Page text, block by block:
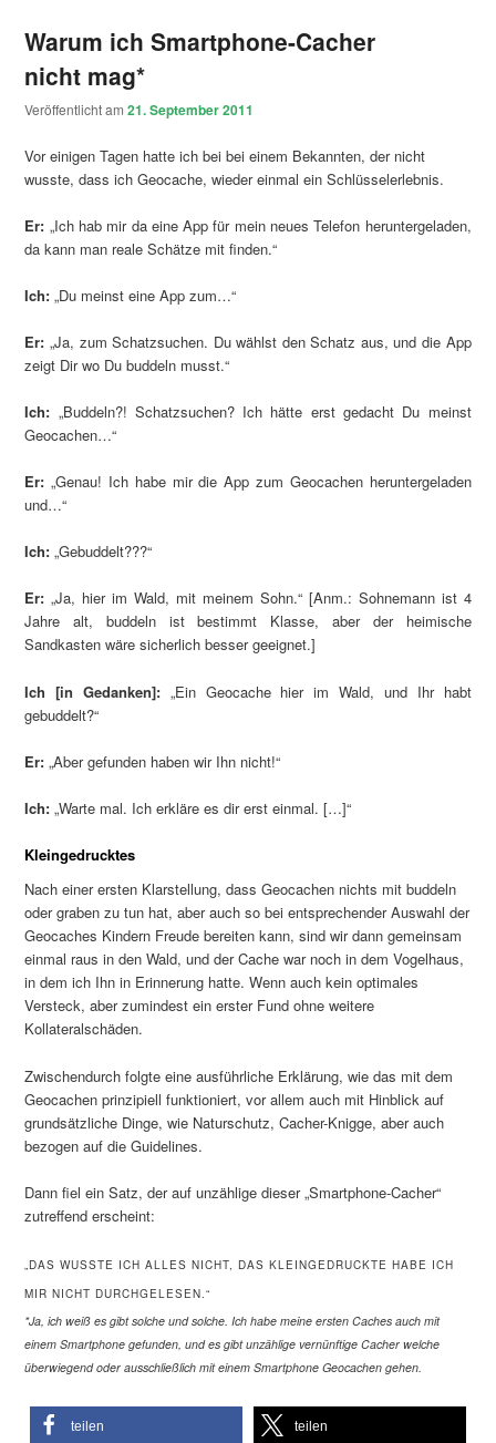
Warum ich Smartphone-Cacher
nicht mag*
Veröffentlicht am21. September 2011
Vor einigen Tagen hatte ich bei bei einem Bekannten, der nicht
wusste, dass ich Geocache, wieder einmal ein Schlüsselerlebnis.
Er: „Ich hab mir da eine App für mein neues Telefon heruntergeladen,
da kann man reale Schätze mit finden.“
Ich: „Du meinst eine App zum…“
Er: „Ja, zum Schatzsuchen. Du wählst den Schatz aus, und die App
zeigt Dir wo Du buddeln musst.“
Ich: „Buddeln?! Schatzsuchen? Ich hätte erst gedacht Du meinst
Geocachen…“
Er: „Genau! Ich habe mir die App zum Geocachen heruntergeladen
und…“
Ich: „Gebuddelt???“
Er: „Ja, hier im Wald, mit meinem Sohn.“ [Anm.: Sohnemann ist 4
Jahre alt, buddeln ist bestimmt Klasse, aber der heimische
Sandkasten wäre sicherlich besser geeignet.]
Ich [in Gedanken]: „Ein Geocache hier im Wald, und Ihr habt
gebuddelt?“
Er: „Aber gefunden haben wir Ihn nicht!“
Ich: „Warte mal. Ich erkläre es dir erst einmal. […]“
Kleingedrucktes
Nach einer ersten Klarstellung, dass Geocachen nichts mit buddeln
oder graben zu tun hat, aber auch so bei entsprechender Auswahl der
Geocaches Kindern Freude bereiten kann, sind wir dann gemeinsam
einmal raus in den Wald, und der Cache war noch in dem Vogelhaus,
in dem ich Ihn in Erinnerung hatte. Wenn auch kein optimales
Versteck, aber zumindest ein erster Fund ohne weitere
Kollateralschäden.
Zwischendurch folgte eine ausführliche Erklärung, wie das mit dem
Geocachen prinzipiell funktioniert, vor allem auch mit Hinblick auf
grundsätzliche Dinge, wie Naturschutz, Cacher-Knigge, aber auch
bezogen auf die Guidelines.
Dann fiel ein Satz, der auf unzählige dieser „Smartphone-Cacher“
zutreffend erscheint:
„DAS WUSSTE ICH ALLES NICHT, DAS KLEINGEDRUCKTE HABE ICH
MIR NICHT DURCHGELESEN.“
*Ja, ich weiß es gibt solche und solche. Ich habe meine ersten Caches auch mit
einem Smartphone gefunden, und es gibt unzählige vernünftige Cacher welche
überwiegend oder ausschließlich mit einem Smartphone Geocachen gehen.
teilen teilen